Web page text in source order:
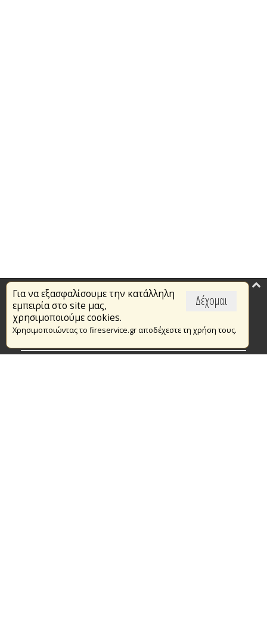
Δέχομαι
Για να εξασφαλίσουμε την κατάλληλη
εμπειρία στο site μας,
χρησιμοποιούμε cookies.
Χρησιμοποιώντας το fireservice.gr αποδέχεστε τη χρήση τους.
Επικαιρότητα
Το Πυροσβεστικό Σώμα